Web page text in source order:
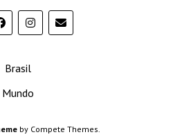
Brasil
Mundo
by Compete Themes.